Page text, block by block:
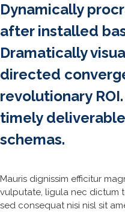
Dynamically
after installed
Dramatically
directed
revolutionary
timely
schemas.
Mauris dignissim efficitur
vulputate, ligula nec dictum
sed consequat nisi nisl sit